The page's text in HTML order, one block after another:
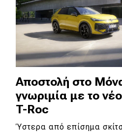
Αποστολή στο
γνωριμία με το
T-Roc
Ύστερα από επίσημα